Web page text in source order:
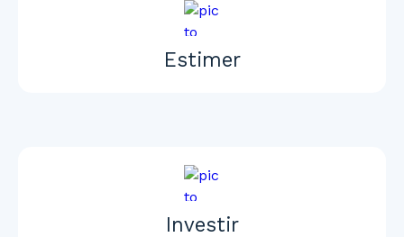
Estimer
Investir